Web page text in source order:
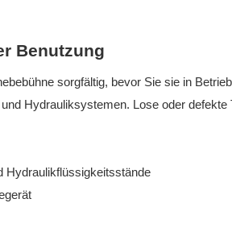
Benutzung
sorgfältig, bevor Sie sie in
Hydrauliksystemen. Lose oder defekte
Hydraulikflüssigkeitsstände